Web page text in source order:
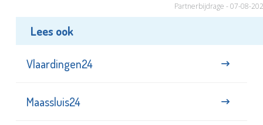
Partnerbijdrage - 07-08-
Lees ook
Vlaardingen24
Maassluis24